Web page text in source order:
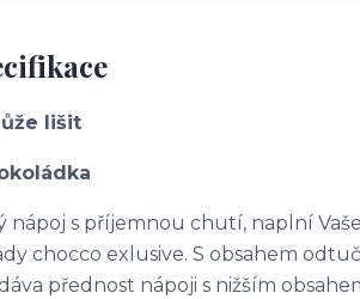
lišit
nápoj s příjemnou chutí, naplní
chocco exlusive. S obsahem
přednost nápoji s nižším